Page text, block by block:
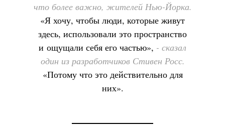
что более важно, жителей Нью-Йорка.
«Я хочу, чтобы люди, которые живут
здесь, использовали это пространство
и ощущали себя его частью», - сказал
один из разработчиков Стивен Росс.
«Потому что это действительно для
них».